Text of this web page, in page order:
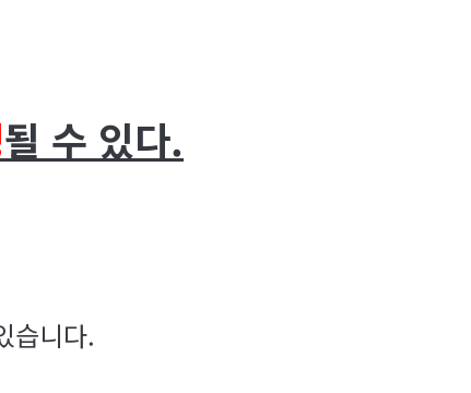
될 수 있다.
습니다.